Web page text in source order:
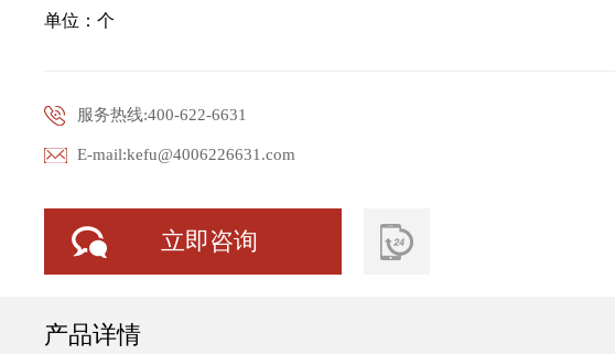
单位：个
服务热线:400-622-6631
E-mail:kefu@4006226631.com
立即咨询
产品详情